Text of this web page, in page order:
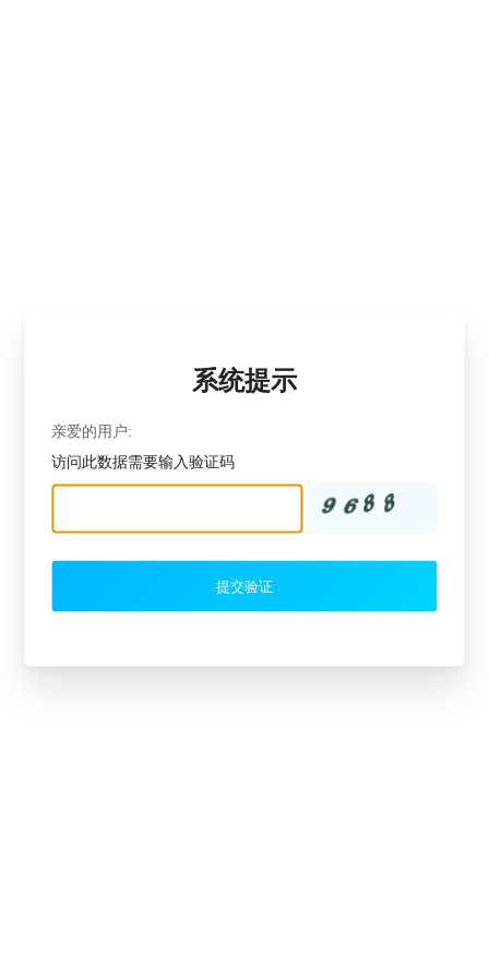
系统提示
亲爱的用户:
访问此数据需要输入验证码